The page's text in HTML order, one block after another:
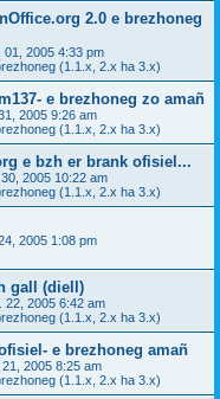
2.0 e brezhoneg
01, 2005 4:33 pm
(1.1.x, 2.x ha 3.x)
e brezhoneg zo amañ
2005 9:26 am
(1.1.x, 2.x ha 3.x)
e bzh er brank ofisiel...
2005 10:22 am
(1.1.x, 2.x ha 3.x)
2005 1:08 pm
gall (diell)
22, 2005 6:42 am
(1.1.x, 2.x ha 3.x)
e brezhoneg amañ
2005 8:25 am
(1.1.x, 2.x ha 3.x)